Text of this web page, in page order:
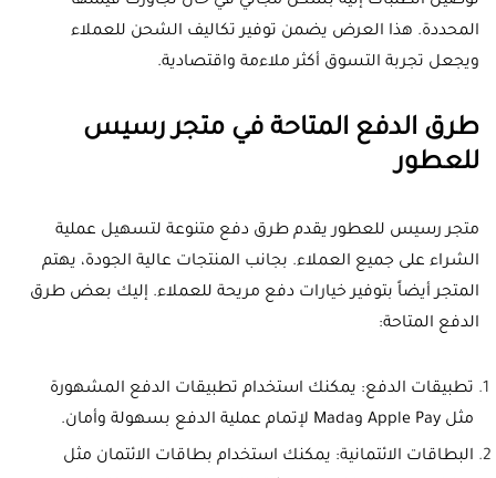
المحددة. هذا العرض يضمن توفير تكاليف الشحن للعملاء
ويجعل تجربة التسوق أكثر ملاءمة واقتصادية.
طرق الدفع المتاحة في متجر رسيس
للعطور
متجر رسيس للعطور يقدم طرق دفع متنوعة لتسهيل عملية
الشراء على جميع العملاء. بجانب المنتجات عالية الجودة، يهتم
المتجر أيضاً بتوفير خيارات دفع مريحة للعملاء. إليك بعض طرق
الدفع المتاحة:
تطبيقات الدفع: يمكنك استخدام تطبيقات الدفع المشهورة
مثل Apple Pay وMada لإتمام عملية الدفع بسهولة وأمان.
البطاقات الائتمانية: يمكنك استخدام بطاقات الائتمان مثل